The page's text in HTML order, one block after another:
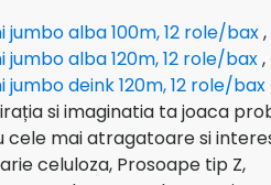
jumbo alba 100m, 12 role/bax,
jumbo alba 120m, 12 role/bax,
jumbo deink 120m, 12 role/bax
si imaginatia ta joaca
cele mai atragatoare si
celuloza, Prosoape tip Z,